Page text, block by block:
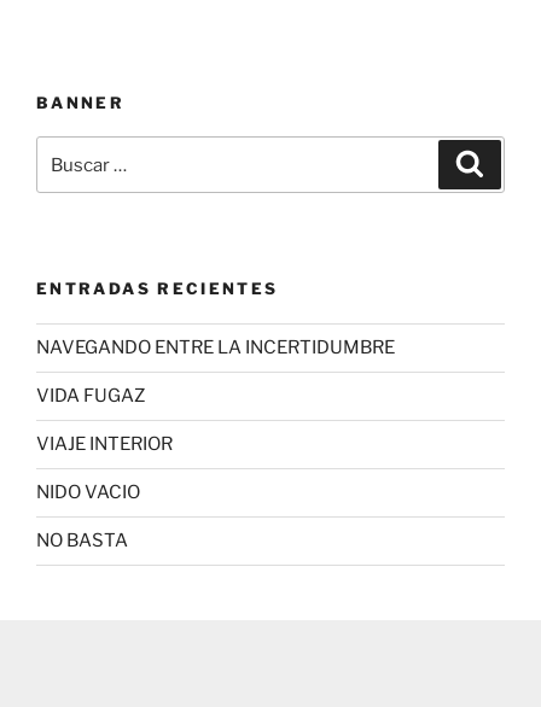
BANNER
por:
ENTRADAS RECIENTES
NAVEGANDO ENTRE LA INCERTIDUMBRE
VIDA FUGAZ
VIAJE INTERIOR
NIDO VACIO
NO BASTA